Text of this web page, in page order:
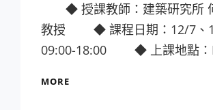
◆ 授課教師：建築研究所
教授 ◆ 課程日期：12/7、
09:00-18:00 ◆ 上課地點：
MORE